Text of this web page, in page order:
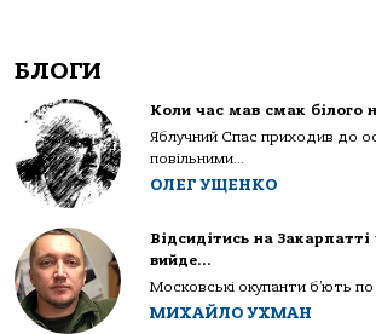
БЛОГИ
Коли час мав смак білого
Яблучний Спас приходив до
повільними...
ОЛЕГ УЩЕНКО
Відсидітись на Закарпатті
вийде…
Московські окупанти б’ють по
МИХАЙЛО УХМАН